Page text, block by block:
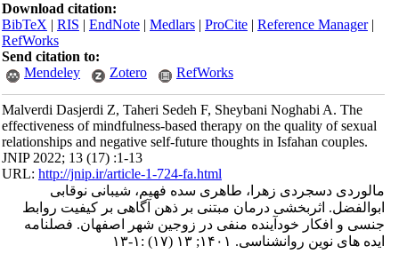
Download citation:
BibTeX|RIS|EndNote|Medlars|ProCite|Reference Manager
RefWorks
Send citation to:
Mendeley
Zotero RefWorks
Malverdi Dasjerdi Z, Taheri Sedeh F, Sheybani Noghabi A. The
effectiveness of mindfulness-based therapy on the quality of sexual
relationships and negative self-future thoughts in Isfahan couples.
JNIP 2022; 13 (17) :1-13
URL:http://jnip.ir/article-1-724-fa.html
مالوردی دسجردی زهرا، طاهری سده فهیم، شیبانی نوقابی
ابوالفضل. اثربخشی درمان مبتنی بر ذهن آگاهی بر کیفیت روابط
جنسی و افکار خودآینده منفی در زوجین شهر اصفهان. فصلنامه
ایده های نوین روانشناسی. ۱۴۰۱; ۱۳ (۱۷) :۱-۱۳